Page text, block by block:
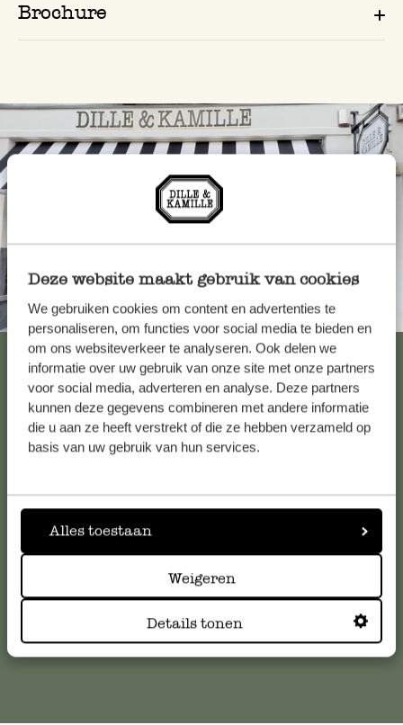
Deze website maakt gebruik van cookies
We gebruiken cookies om content en advertenties te
personaliseren, om functies voor social media te bieden en
om ons websiteverkeer te analyseren. Ook delen we
informatie over uw gebruik van onze site met onze partners
voor social media, adverteren en analyse. Deze partners
kunnen deze gegevens combineren met andere informatie
die u aan ze heeft verstrekt of die ze hebben verzameld op
basis van uw gebruik van hun services.
Alles toestaan
Weigeren
Details tonen
Brochure
Toujours à proximité
Voir les 62 magasins
Service clientèle
veuillez contacter notre service clientèle. Ou retrouvez ici
serviceclientele@dille-kamille.com